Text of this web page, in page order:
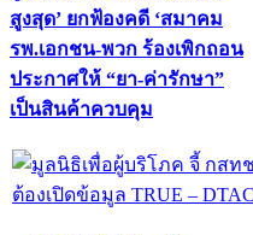
สูงสุด’ ยกฟ้องคดี ‘สมาคม
รพ.เอกชน-พวก ร้องเพิกถอน
ประกาศให้ “ยา-ค่ารักษา”
เป็นสินค้าควบคุม